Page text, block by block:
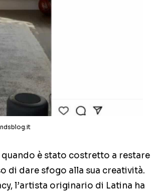
è stato costretto a restare
di dare sfogo alla sua creatività.
l’artista originario di Latina ha